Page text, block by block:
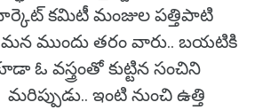
కమిటీ మంజుల పత్తిపాటి
ముందు తరం వారు.. బయటికి
ఓ వస్త్రంతో కుట్టిన సంచిని
మరిప్పుడు.. ఇంటి నుంచి ఉత్తి